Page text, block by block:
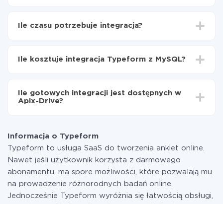
MySQL
Typeform do MySQL
Ile czasu potrzebuje integracja?
od 5 do 30 minut. Konfiguracja zajmuje średnio 10-15
Ile kosztuje integracja Typeform z MySQL?
Płacisz tylko za ilość danych, która faktycznie jest
przekazywana z jednego z Twoich systemów do
w razie potrzeby przełączyć się na płatną. Więcej
informacji otaryfach.
Ile gotowych integracji jest dostępnych w
Apix-Drive?
Informacja o Typeform
Typeform to usługa SaaS do tworzenia ankiet online.
Nawet jeśli użytkownik korzysta z darmowego
abonamentu, ma spore możliwości, które pozwalają mu
na prowadzenie różnorodnych badań online.
Jednocześnie Typeform wyróżnia się łatwością obsługi,